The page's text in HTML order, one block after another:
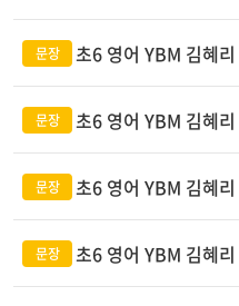
초6 영어 YBM 김혜
초6 영어 YBM 김혜
초6 영어 YBM 김혜
초6 영어 YBM 김혜